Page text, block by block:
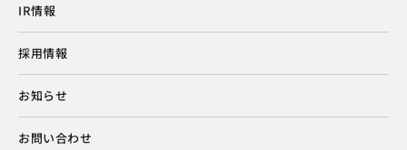
IR情報
採用情報
お知らせ
お問い合わせ